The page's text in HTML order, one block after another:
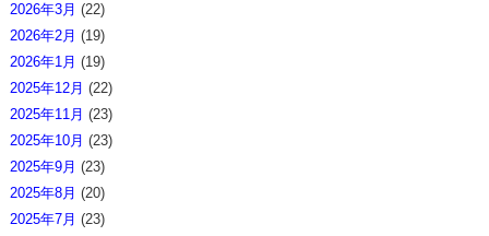
2026年3月 (22)
2026年2月 (19)
2026年1月 (19)
2025年12月 (22)
2025年11月 (23)
2025年10月 (23)
2025年9月 (23)
2025年8月 (20)
2025年7月 (23)